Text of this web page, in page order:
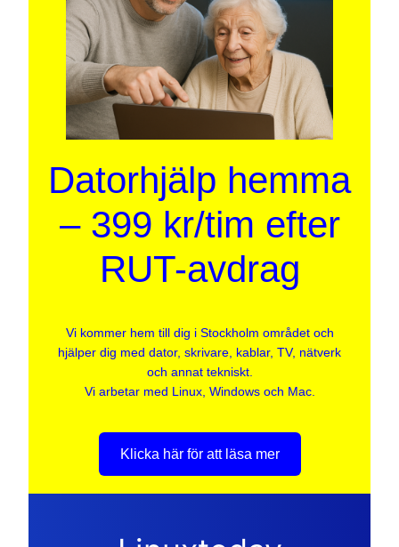
Datorhjälp hemma
– 399 kr/tim efter
RUT-avdrag
Vi kommer hem till dig i Stockholm området och
hjälper dig med dator, skrivare, kablar, TV, nätverk
och annat tekniskt.
Vi arbetar med Linux, Windows och Mac.
Klicka här för att läsa mer